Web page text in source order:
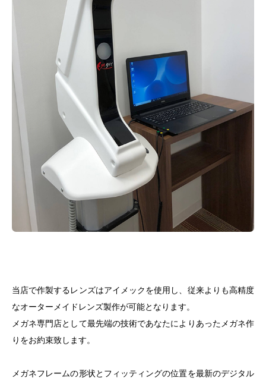
当店で作製するレンズはアイメックを使用し、従来よりも高精度
なオーターメイドレンズ製作が可能となります。
メガネ専門店として最先端の技術であなたによりあったメガネ作
りをお約束致します。
メガネフレームの形状とフィッティングの位置を最新のデジタル